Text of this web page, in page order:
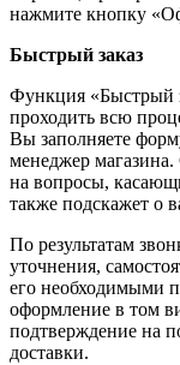
нажмите кнопку
Быстрый заказ
Функция «Быстрый
проходить всю
Вы заполняете
менеджер магазина.
на вопросы,
также подскажет о
По результатам
уточнения,
его необходимыми
оформление в том
подтверждение на
доставки.